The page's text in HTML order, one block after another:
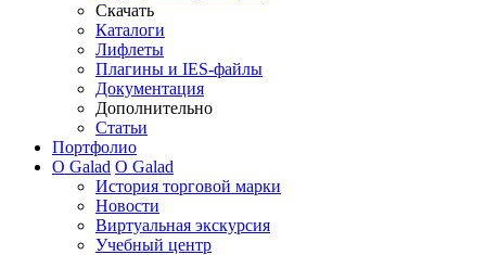
Скачать
Каталоги
Лифлеты
Плагины и IES-файлы
Документация
Дополнительно
Статьи
Портфолио
О Galad О Galad
История торговой марки
Новости
Виртуальная экскурсия
Учебный центр